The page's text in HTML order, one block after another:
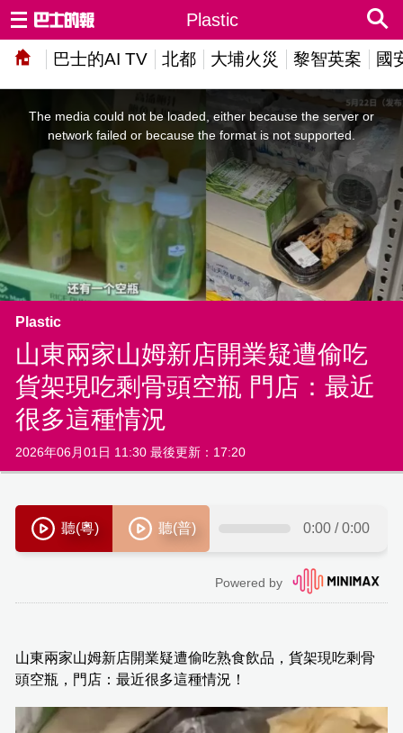
巴士的AI TV 北都 大埔火災 黎智英案 國
Plastic
The media could not be loaded, either because the server or
network failed or because the format is not supported.
Plastic
山東兩家山姆新店開業疑遭偷吃
貨架現吃剩骨頭空瓶 門店：最近
很多這種情況
2026年06月01日 11:30 最後更新：17:20
山東兩家山姆新店開業疑遭偷吃熟食飲品，貨架現吃剩骨
頭空瓶，門店：最近很多這種情況！